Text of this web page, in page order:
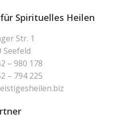
Spirituelles Heilen
Str. 1
Seefeld
– 980 178
– 794 225